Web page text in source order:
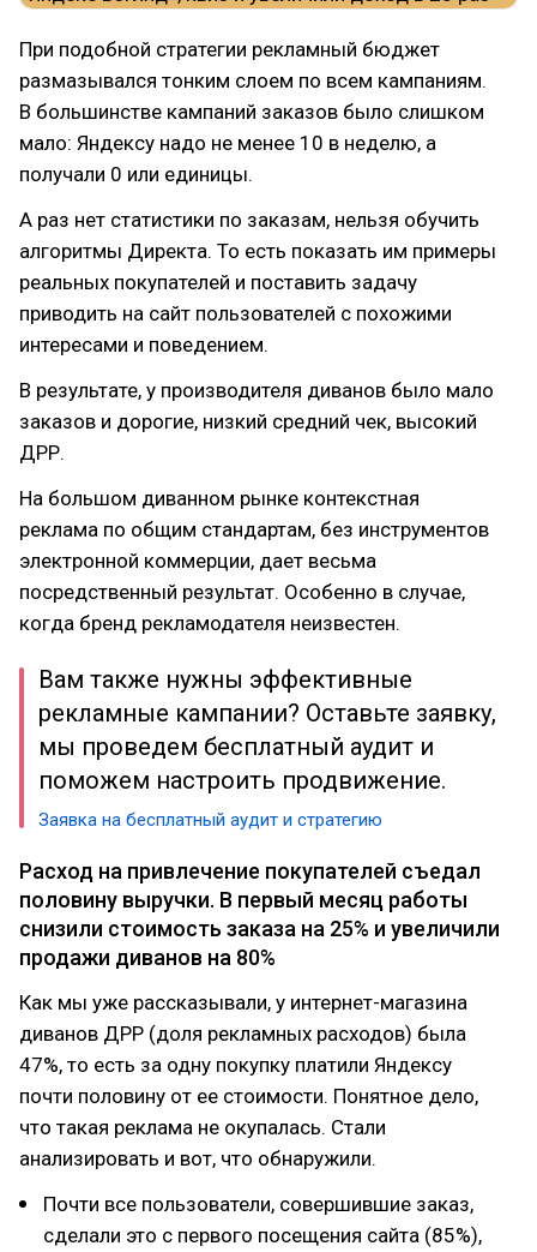
При подобной стратегии рекламный бюджет
размазывался тонким слоем по всем кампаниям.
В большинстве кампаний заказов было слишком
мало: Яндексу надо не менее 10 в неделю, а
получали 0 или единицы.
А раз нет статистики по заказам, нельзя обучить
алгоритмы Директа. То есть показать им примеры
реальных покупателей и поставить задачу
приводить на сайт пользователей с похожими
интересами и поведением.
В результате, у производителя диванов было мало
заказов и дорогие, низкий средний чек, высокий
ДРР.
На большом диванном рынке контекстная
реклама по общим стандартам, без инструментов
электронной коммерции, дает весьма
посредственный результат. Особенно в случае,
когда бренд рекламодателя неизвестен.
Вам также нужны эффективные
рекламные кампании? Оставьте заявку,
мы проведем бесплатный аудит и
поможем настроить продвижение.
Заявка на бесплатный аудит и стратегию
Расход на привлечение покупателей съедал
половину выручки. В первый месяц работы
снизили стоимость заказа на 25% и увеличили
продажи диванов на 80%
Как мы уже рассказывали, у интернет-магазина
диванов ДРР (доля рекламных расходов) была
47%, то есть за одну покупку платили Яндексу
почти половину от ее стоимости. Понятное дело,
что такая реклама не окупалась. Стали
анализировать и вот, что обнаружили.
Почти все пользователи, совершившие заказ,
сделали это с первого посещения сайта (85%),